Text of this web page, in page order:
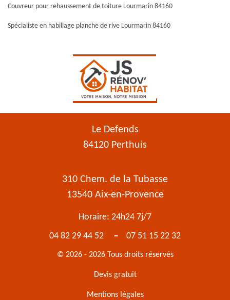
Couvreur pour rehaussement de toiture Lourmarin 84160
Spécialiste en habillage planche de rive Lourmarin 84160
Le Defends
84120 Perthuis
310 Chem. de la Tubasse
13540 Aix-en-Provence
Horaire: 24h24 7j/7
04 82 29 44 52
- 07 51 15 22 32
© 2026 - 2026 Tous droits réservés
Devis gratuit
Mentions légales